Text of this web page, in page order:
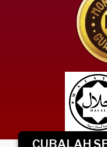
CUBALAH